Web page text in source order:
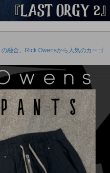
の融合。Rick Owensから人気のカーゴ